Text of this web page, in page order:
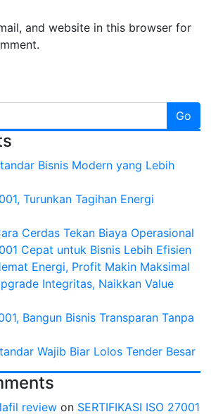
and website in this browser for
Go
Bisnis Modern yang Lebih
Turunkan Tagihan Energi
Cerdas Tekan Biaya Operasional
Cepat untuk Bisnis Lebih Efisien
Energi, Profit Makin Maksimal
Integritas, Naikkan Value
Bangun Bisnis Transparan Tanpa
Wajib Biar Lolos Tender Besar
review on SERTIFIKASI ISO 27001